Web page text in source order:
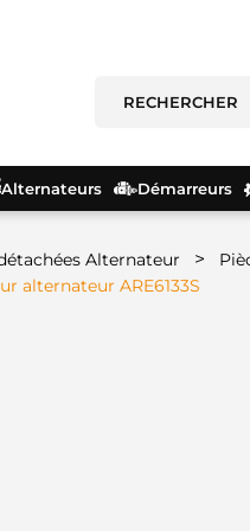
Alternateurs Démarreurs
Alternateur >
alternateur ARE6133S